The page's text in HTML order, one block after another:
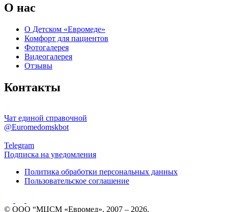
О нас
О Детском «Евромеде»
Комфорт для пациентов
Фотогалерея
Видеогалерея
Отзывы
Контакты
Чат единой справочной
@Euromedomskbot
Telegram
Подписка на уведомления
Политика обработки персональных данных
Пользовательское соглашение
© ООО “МЦСМ «Евромед», 2007 – 2026.